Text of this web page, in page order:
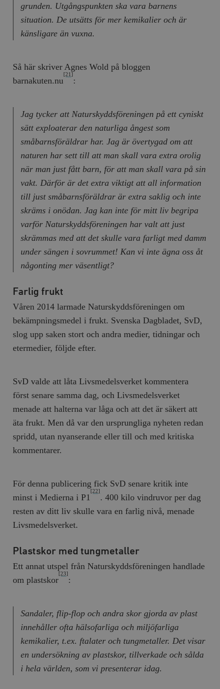
grunden. Utgångspunkten ska vara barnens
situation. De utsätts för mer kemikalier och är
känsligare än vuxna.
Så här skriver Agnes Wold på bloggen
barnakuten.nu
[21]
:
Jag tycker att Naturskyddsföreningen på ett cyniskt
sätt exploaterar den naturliga ångest som
småbarnsföräldrar har. Jag är övertygad om att
naturen har sett till att man skall vara extra orolig
när man just fått barn, för att man skall vara på sin
vakt. Därför är det extra viktigt att all information
till just småbarnsföräldrar är extra saklig och inte
skräms i onödan. Jag kan inte för mitt liv begripa
varför Naturskyddsföreningen har valt att just
skrämmas med att det skulle vara farligt med damm
under sängen i sovrummet! Kan vi inte ägna oss åt
någonting mer väsentligt?
Farlig frukt
Våren 2014 larmade Naturskyddsföreningen om
bekämpningsmedel i frukt. Svenska Dagbladet, SvD,
slog upp saken stort och andra medier, tidningar och
etermedier, följde efter.
SvD valde att låta Livsmedelsverket kommentera
först senare samma dag, och Livsmedelsverket
menade att halterna var låga och att det är säkert att
äta frukt. Men då var den ursprungliga nyheten redan
spridd, utan nyanserande eller till och med kritiska
kommentarer.
För denna publicering fick SvD senare kritik inte
minst i Medierna i P1
[22]
. 400 kilo vindruvor per dag
resten av ditt liv skulle vara en farlig nivå, menade
Livsmedelsverket.
Plastskor med tungmetaller
Ett annat utspel från Naturskyddsföreningen handlade
om plastskor
[23]
:
Sandaler, flip-flop och andra skor gjorda av plast
innehåller ofta hälsofarliga och miljöfarliga
kemikalier, t.ex. ftalater och tungmetaller. Det visar
en undersökning av plastskor, tillverkade och sålda
i hela världen, som vi presenterar idag.